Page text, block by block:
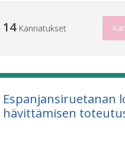
14 Kannatukset
Espanjansiruetanan
hävittämisen